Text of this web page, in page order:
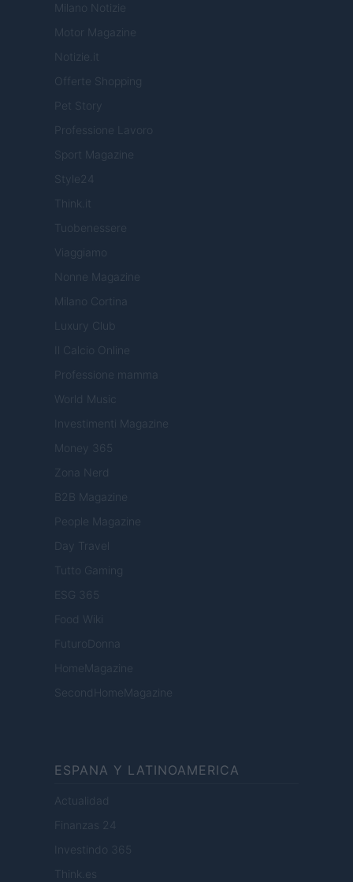
Milano Notizie
Motor Magazine
Notizie.it
Offerte Shopping
Pet Story
Professione Lavoro
Sport Magazine
Style24
Think.it
Tuobenessere
Viaggiamo
Nonne Magazine
Milano Cortina
Luxury Club
Il Calcio Online
Professione mamma
World Music
Investimenti Magazine
Money 365
Zona Nerd
B2B Magazine
People Magazine
Day Travel
Tutto Gaming
ESG 365
Food Wiki
FuturoDonna
HomeMagazine
SecondHomeMagazine
ESPANA Y LATINOAMERICA
Actualidad
Finanzas 24
Investindo 365
Think.es